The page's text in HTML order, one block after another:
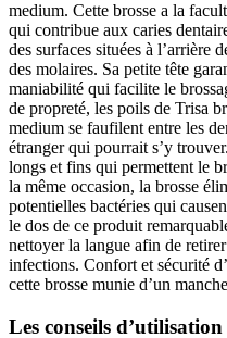
medium. Cette brosse a la
qui contribue aux caries
des surfaces situées à l’arrière
des molaires. Sa petite tête
maniabilité qui facilite le
de propreté, les poils de Trisa
medium se faufilent entre les
étranger qui pourrait s’y
longs et fins qui permettent le
la même occasion, la brosse
potentielles bactéries qui
le dos de ce produit
nettoyer la langue afin de
infections. Confort et sécurité
cette brosse munie d’un
Les conseils